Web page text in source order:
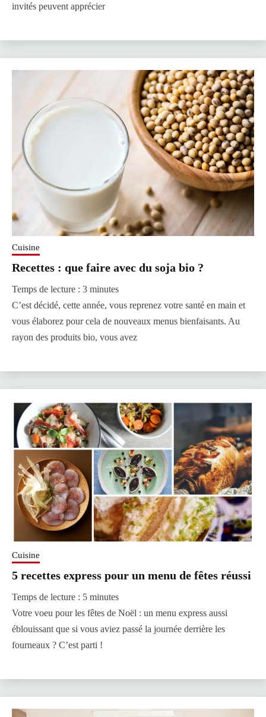
invités peuvent apprécier
Cuisine
Recettes : que faire avec du soja bio ?
Temps de lecture : 3 minutes
C’est décidé, cette année, vous reprenez votre santé en main et
vous élaborez pour cela de nouveaux menus bienfaisants. Au
rayon des produits bio, vous avez
Cuisine
5 recettes express pour un menu de fêtes réussi
Temps de lecture : 5 minutes
Votre voeu pour les fêtes de Noël : un menu express aussi
éblouissant que si vous aviez passé la journée derrière les
fourneaux ? C’est parti !